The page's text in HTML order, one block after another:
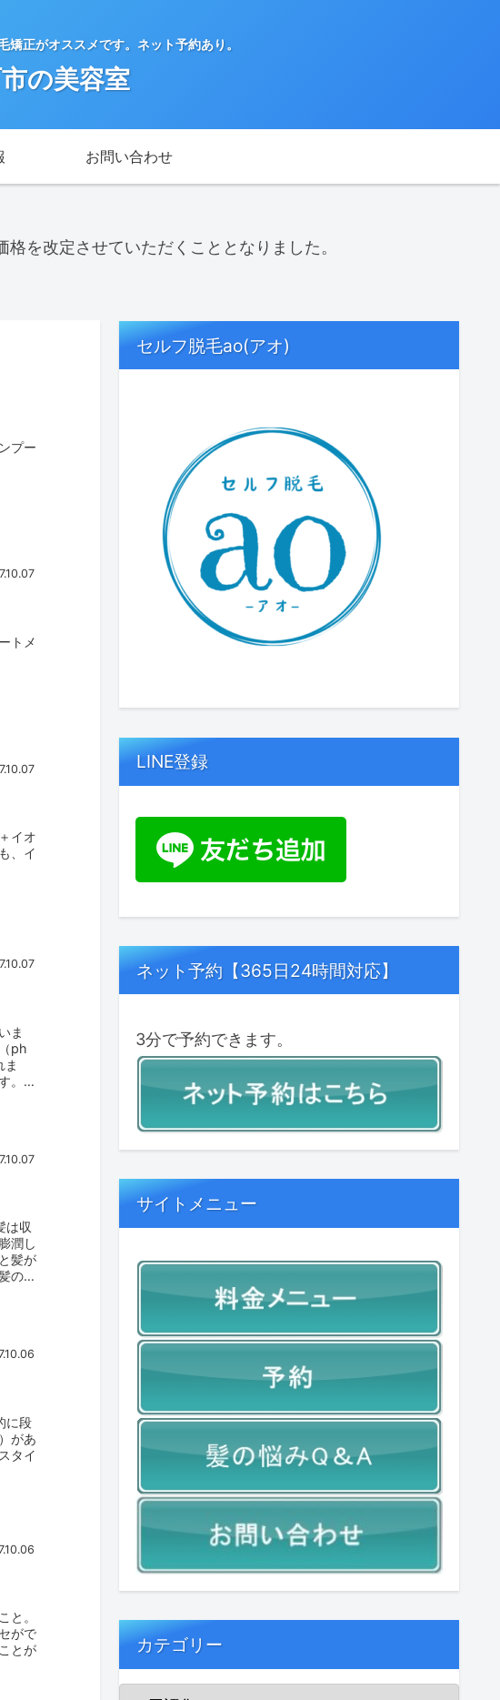
正がオススメです。ネット予約あり。
の美容室
お問い合わせ
を改定させていただくこととなりました。
プー
トメ
イオ
、イ
ま
ph
ま
。シ
は収
潤し
髪が
の安
に段
があ
タイ
と。
がで
とが
セルフ脱毛ao(アオ)
LINE登録
ネット予約【365日24時間対応】
3分で予約できます。
サイトメニュー
カテゴリー